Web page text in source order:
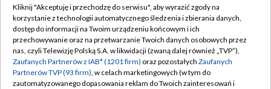
TVP
Abonament TVP
Emisja w TVP
Centrum informacji TVP
Regulamin TVP
Polityka prywatności
Moje zgody
Kliknij "Akceptuję i przechodzę do serwisu", aby wyrazić zgody na
korzystanie z technologii automatycznego śledzenia i zbierania danych,
dostęp do informacji na Twoim urządzeniu końcowym i ich
przechowywanie oraz na przetwarzanie Twoich danych osobowych przez
nas, czyli Telewizję Polską S.A. w likwidacji (zwaną dalej również „TVP”),
Zaufanych Partnerów z IAB* (1201 firm) oraz pozostałych Zaufanych
Partnerów TVP (93 firm), w celach marketingowych (w tym do
zautomatyzowanego dopasowania reklam do Twoich zainteresowań i